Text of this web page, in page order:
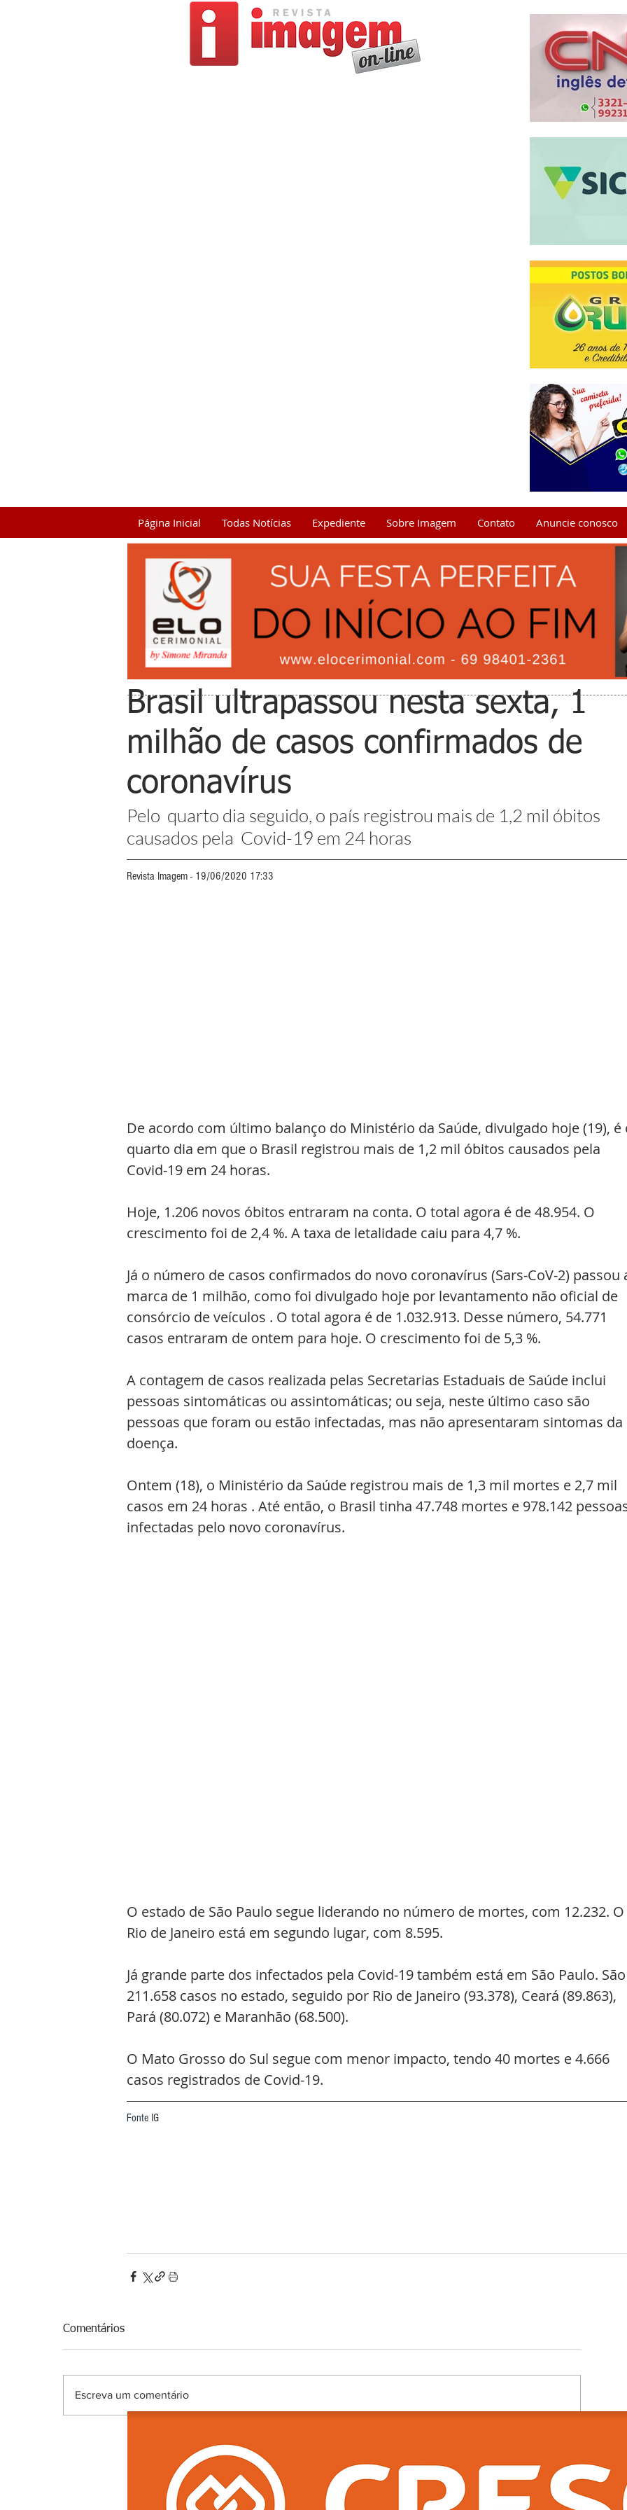
Página Inicial Todas Notícias Expediente Sobre Imagem Contato Anuncie conosco
Brasil ultrapassou nesta sexta, 1
milhão de casos confirmados de
coronavírus
Pelo  quarto dia seguido, o país registrou mais de 1,2 mil óbitos
causados pela  Covid-19 em 24 horas
Revista Imagem - 19/06/2020 17:33
De acordo com último balanço do Ministério da Saúde, divulgado hoje (19),
quarto dia em que o Brasil registrou mais de 1,2 mil óbitos causados pela
Covid-19 em 24 horas.
Hoje, 1.206 novos óbitos entraram na conta. O total agora é de 48.954. O
crescimento foi de 2,4 %. A taxa de letalidade caiu para 4,7 %.
Já o número de casos confirmados do novo coronavírus (Sars-CoV-2) passou
marca de 1 milhão, como foi divulgado hoje por levantamento não oficial de
consórcio de veículos . O total agora é de 1.032.913. Desse número, 54.771
casos entraram de ontem para hoje. O crescimento foi de 5,3 %.
A contagem de casos realizada pelas Secretarias Estaduais de Saúde inclui
pessoas sintomáticas ou assintomáticas; ou seja, neste último caso são
pessoas que foram ou estão infectadas, mas não apresentaram sintomas da
doença.
Ontem (18), o Ministério da Saúde registrou mais de 1,3 mil mortes e 2,7 mil
casos em 24 horas . Até então, o Brasil tinha 47.748 mortes e 978.142
infectadas pelo novo coronavírus.
O estado de São Paulo segue liderando no número de mortes, com 12.232. O
Rio de Janeiro está em segundo lugar, com 8.595.
Já grande parte dos infectados pela Covid-19 também está em São Paulo.
211.658 casos no estado, seguido por Rio de Janeiro (93.378), Ceará (89.863),
Pará (80.072) e Maranhão (68.500).
O Mato Grosso do Sul segue com menor impacto, tendo 40 mortes e 4.666
casos registrados de Covid-19.
Fonte IG
Comentários
Escreva um comentário